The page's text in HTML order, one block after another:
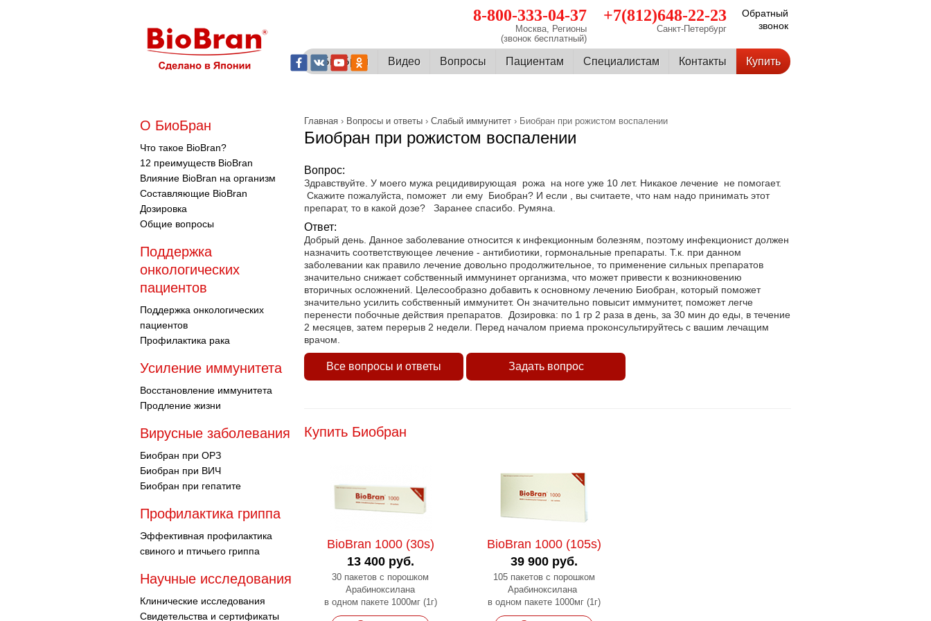
Обратный
звонок
+7(812)648-22-23
Санкт-Петербург
8-800-333-04-37
Москва, Регионы
(звонок бесплатный)
О БиоБран Видео Вопросы Пациентам Cпециалистам Контакты Купить
Главная › Вопросы и ответы › Слабый иммунитет › Биобран при рожистом воспалении
Биобран при рожистом воспалении
Вопрос:
Здравствуйте. У моего мужа рецидивирующая рожа на ноге уже 10 лет. Никакое лечение не помогает.
Скажите пожалуйста, поможет ли ему Биобран? И если , вы считаете, что нам надо принимать этот
препарат, то в какой дозе? Заранее спасибо. Румяна.
Ответ:
Добрый день. Данное заболевание относится к инфекционным болезням, поэтому инфекционист должен
назначить соответствующее лечение - антибиотики, гормональные препараты. Т.к. при данном
заболевании как правило лечение довольно продолжительное, то применение сильных препаратов
значительно снижает собственный иммунинет организма, что может привести к возникновению
вторичных осложнений. Целесообразно добавить к основному лечению Биобран, который поможет
значительно усилить собственный иммунитет. Он значительно повысит иммунитет, поможет легче
перенести побочные действия препаратов. Дозировка: по 1 гр 2 раза в день, за 30 мин до еды, в течение
2 месяцев, затем перерыв 2 недели. Перед началом приема проконсультируйтесь с вашим лечащим
врачом.
Все вопросы и ответы Задать вопрос
Купить Биобран
BioBran 1000 (30s)
13 400 руб.
30 пакетов с порошком
Арабиноксилана
в одном пакете 1000мг (1г)
BioBran 1000 (105s)
39 900 руб.
105 пакетов с порошком
Арабиноксилана
в одном пакете 1000мг (1г)
О БиоБран
Что такое BioBran?
12 преимуществ BioBran
Влияние BioBran на организм
Составляющие BioBran
Дозировка
Общие вопросы
Поддержка
онкологических
пациентов
Поддержка онкологических
пациентов
Профилактика рака
Усиление иммунитета
Восстановление иммунитета
Продление жизни
Вирусные заболевания
Биобран при ОРЗ
Биобран при ВИЧ
Биобран при гепатите
Профилактика гриппа
Эффективная профилактика
свиного и птичьего гриппа
Научные исследования
Клинические исследования
Свидетельства и сертификаты